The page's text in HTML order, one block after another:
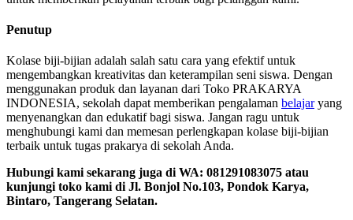
Penutup
Kolase biji-bijian adalah salah satu cara yang efektif untuk
mengembangkan kreativitas dan keterampilan seni siswa. Dengan
menggunakan produk dan layanan dari Toko PRAKARYA
INDONESIA, sekolah dapat memberikan pengalaman belajaryang
menyenangkan dan edukatif bagi siswa. Jangan ragu untuk
menghubungi kami dan memesan perlengkapan kolase biji-bijian
terbaik untuk tugas prakarya di sekolah Anda.
Hubungi kami sekarang juga di WA: 081291083075 atau
kunjungi toko kami di Jl. Bonjol No.103, Pondok Karya,
Bintaro, Tangerang Selatan.